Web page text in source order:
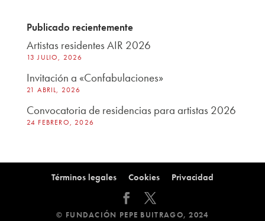
Publicado recientemente
Artistas residentes AIR 2026
13 JULIO, 2026
Invitación a «Confabulaciones»
21 ABRIL, 2026
Convocatoria de residencias para artistas 2026
24 FEBRERO, 2026
Términos legales Cookies Privacidad
© FUNDACIÓN PEPE BUITRAGO, 2024